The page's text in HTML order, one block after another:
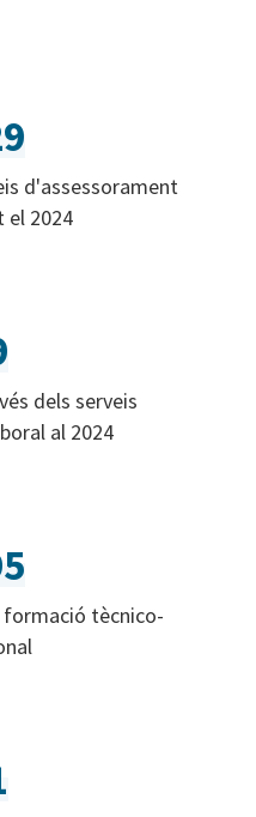
d'assessorament
el 2024
dels serveis
al 2024
formació tècnico-